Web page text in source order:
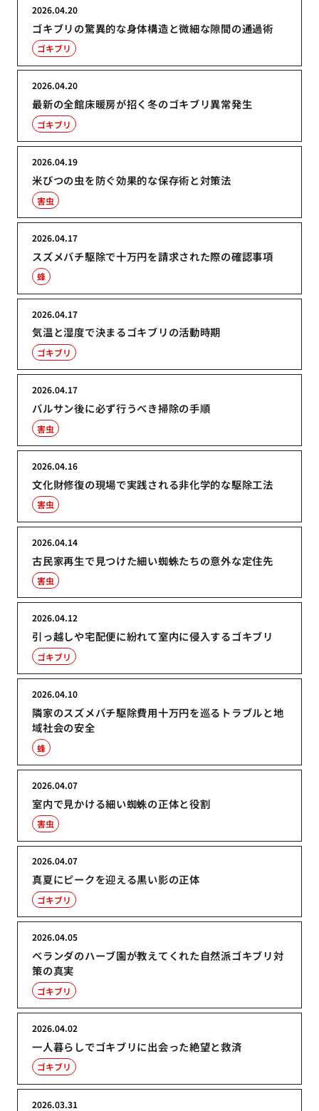
ゴキブリの驚異的な身体構造と微細な隙間の通過術
2026.04.20
ゴキブリ
最新の全館床暖房が招く冬のゴキブリ異常発生
2026.04.20
ゴキブリ
米びつの虫を防ぐ効果的な保存術と対策法
2026.04.19
害虫
スズメバチ駆除で十万円を請求された際の確認事項
2026.04.17
蜂
気温と湿度で決まるゴキブリの活動時期
2026.04.17
ゴキブリ
バルサン後に必ず行うべき掃除の手順
2026.04.17
害虫
文化財修復の現場で実践される非化学的な駆除工法
2026.04.16
害虫
古民家再生で見つけた細い蜘蛛たちの意外な定住先
2026.04.14
害虫
引っ越しや宅配便に紛れて室内に侵入するゴキブリ
2026.04.12
ゴキブリ
隣家のスズメバチ駆除費用十万円を巡るトラブルと地
域社会の安全
2026.04.10
蜂
室内で見かける細い蜘蛛の正体と役割
2026.04.07
害虫
真夏にピークを迎える黒い影の正体
2026.04.07
ゴキブリ
ベランダのハーブ園が教えてくれた自然派ゴキブリ対
策の真実
2026.04.05
ゴキブリ
一人暮らしでゴキブリに出会った絶望と救済
2026.04.02
ゴキブリ
2026.03.31